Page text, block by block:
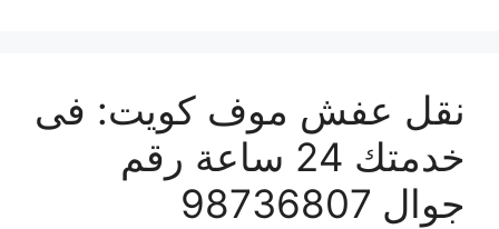
نقل عفش موف كويت: فى
خدمتك 24 ساعة رقم
جوال 98736807